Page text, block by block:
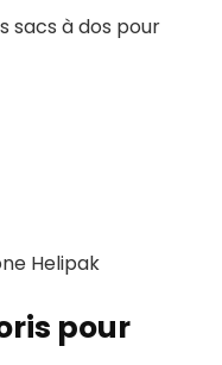
sacs à dos pour
Helipak
pour